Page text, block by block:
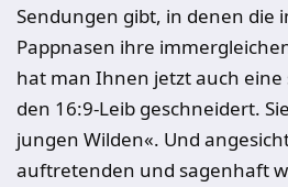
Sendungen gibt, in denen die
Pappnasen ihre
hat man Ihnen jetzt auch eine
den 16:9-Leib geschneidert.
jungen Wilden«. Und
auftretenden und sagenhaft